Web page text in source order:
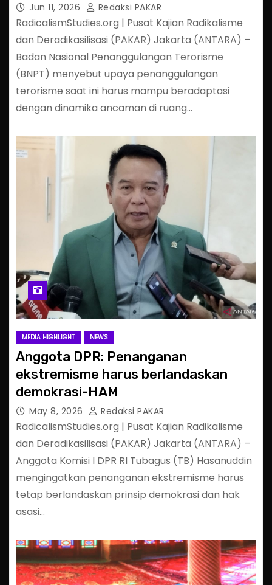
Jun 11, 2026 Redaksi PAKAR
RadicalismStudies.org | Pusat Kajian Radikalisme
dan Deradikasilisasi (PAKAR) Jakarta (ANTARA) –
Badan Nasional Penanggulangan Terorisme
(BNPT) menyebut upaya penanggulangan
terorisme saat ini harus mampu beradaptasi
dengan dinamika ancaman di ruang…
MEDIA HIGHLIGHT NEWS
Anggota DPR: Penanganan
ekstremisme harus berlandaskan
demokrasi-HAM
May 8, 2026 Redaksi PAKAR
RadicalismStudies.org | Pusat Kajian Radikalisme
dan Deradikasilisasi (PAKAR) Jakarta (ANTARA) –
Anggota Komisi I DPR RI Tubagus (TB) Hasanuddin
mengingatkan penanganan ekstremisme harus
tetap berlandaskan prinsip demokrasi dan hak
asasi…